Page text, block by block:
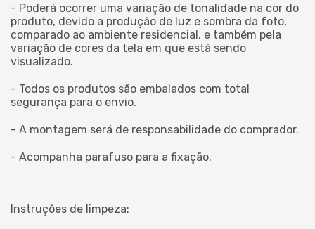
- Poderá ocorrer uma variação de tonalidade na cor do
produto, devido a produção de luz e sombra da foto,
comparado ao ambiente residencial, e também pela
variação de cores da tela em que está sendo
visualizado.
- Todos os produtos são embalados com total
segurança para o envio.
- A montagem será de responsabilidade do comprador.
- Acompanha parafuso para a fixação.
Instruções de limpeza: